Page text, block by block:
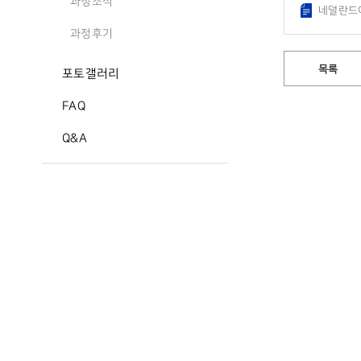
과정후기
포토갤러리
FAQ
Q&A
네덜란
목록